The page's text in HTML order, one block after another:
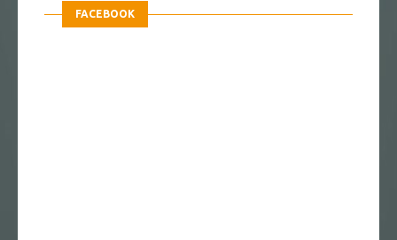
FACEBOOK